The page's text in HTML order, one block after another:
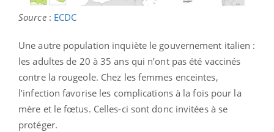
Source : ECDC
Une autre population inquiète le gouvernement italien :
les adultes de 20 à 35 ans qui n’ont pas été vaccinés
contre la rougeole. Chez les femmes enceintes,
l’infection favorise les complications à la fois pour la
mère et le fœtus. Celles-ci sont donc invitées à se
protéger.